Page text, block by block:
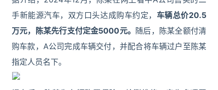
手新能源汽车，双方口头达成购车约定， 车辆总价20.5
万元，陈某先行支付定金5000元。 随后，陈某全额付清
购车款，A公司完成车辆交付，并配合将车辆过户至陈某
指定人员名下。